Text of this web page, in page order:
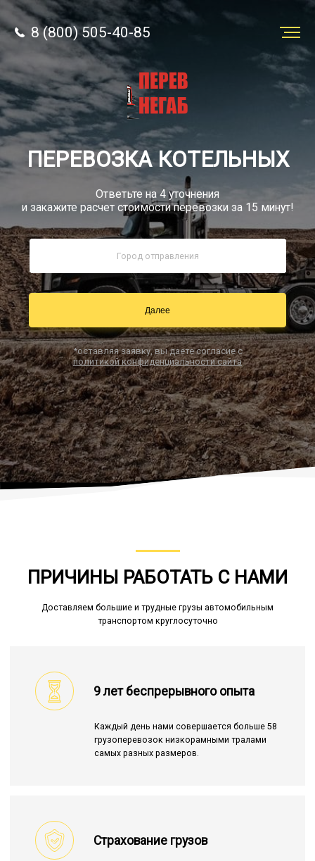
8 (800) 505-40-85
Звонок по РФ бесплатно
sale@simtruck-negabarit.ru
Заказать звонок
Заказать
перевозку
Грузы
8 (800) 505-40-85
ПЕРЕВОЗКА КОТЕЛЬНЫХ
Ответьте на 4 уточнения
и закажите расчет стоимости перевозки за 15 минут!
Далее
*оставляя заявку, вы даете согласие с
политикой конфиденциальности сайта
ПРИЧИНЫ РАБОТАТЬ С НАМИ
Доставляем большие и трудные грузы автомобильным
транспортом круглосуточно
9 лет беспрерывного опыта
Каждый день нами совершается больше 58
грузоперевозок низкорамными тралами
самых разных размеров.
Страхование грузов